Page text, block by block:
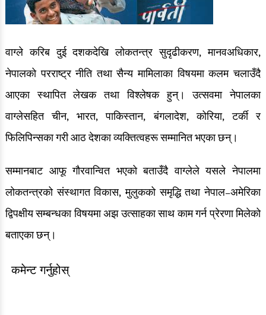
वाग्ले करिब दुई दशकदेखि लोकतन्त्र सुदृढीकरण, मानवअधिकार,
नेपालको परराष्ट्र नीति तथा सैन्य मामिलाका विषयमा कलम चलाउँदै
आएका स्थापित लेखक तथा विश्लेषक हुन्। उत्सवमा नेपालका
वाग्लेसहित चीन, भारत, पाकिस्तान, बंगलादेश, कोरिया, टर्की र
फिलिपिन्सका गरी आठ देशका व्यक्तित्वहरू सम्मानित भएका छन्।
सम्मानबाट आफू गौरवान्वित भएको बताउँदै वाग्लेले यसले नेपालमा
लोकतन्त्रको संस्थागत विकास, मुलुकको समृद्धि तथा नेपाल–अमेरिका
द्विपक्षीय सम्बन्धका विषयमा अझ उत्साहका साथ काम गर्न प्रेरणा मिलेको
बताएका छन्।
कमेन्ट गर्नुहोस्